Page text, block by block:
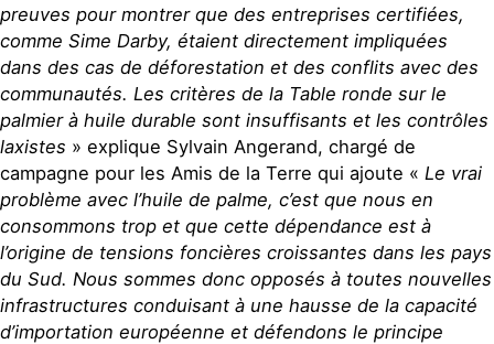
preuves pour montrer que des entreprises certifiées,
comme Sime Darby, étaient directement impliquées
dans des cas de déforestation et des conflits avec des
communautés. Les critères de la Table ronde sur le
palmier à huile durable sont insuffisants et les contrôles
laxistes » explique Sylvain Angerand, chargé de
campagne pour les Amis de la Terre qui ajoute « Le vrai
problème avec l’huile de palme, c’est que nous en
consommons trop et que cette dépendance est à
l’origine de tensions foncières croissantes dans les pays
du Sud. Nous sommes donc opposés à toutes nouvelles
infrastructures conduisant à une hausse de la capacité
d’importation européenne et défendons le principe